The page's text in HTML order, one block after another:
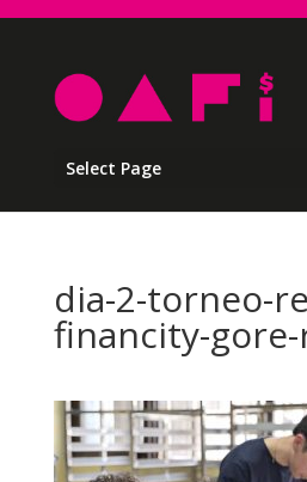
Select Page
dia-2-torneo-
financity-